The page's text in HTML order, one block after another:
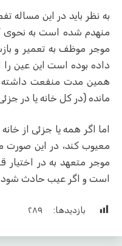
به نظر باید در این مساله
منهدم شده است به نحوی
موجر موظف به تعمیر و
داده بوده است این عین را
همین مدت منفعت داشته
مانده (در کل خانه یا در
اما اگر همه یا جزئی از
معیوب کند، در این
موجر متعهد به در
است و اگر عیب حادث
بازدیدها: ۲۸۹